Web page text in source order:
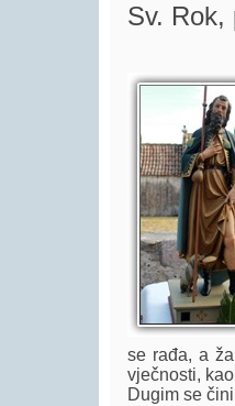
Sv. Rok,
se rađa, a
vječnosti,
Dugim se